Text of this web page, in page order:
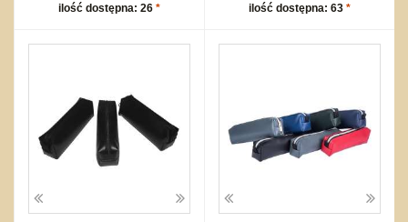
ilość dostępna: 26 *
ilość dostępna: 63 *